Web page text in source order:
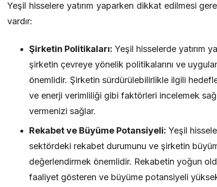
Yeşil hisselere yatırım yaparken dikkat edilmesi
vardır:
Şirketin Politikaları: Yeşil hisselerde yatırım
şirketin çevreye yönelik politikalarını ve
önemlidir. Şirketin sürdürülebilirlikle ilgili
ve enerji verimliliği gibi faktörleri incelemek
vermenizi sağlar.
Rekabet ve Büyüme Potansiyeli: Yeşil
sektördeki rekabet durumunu ve şirketin
değerlendirmek önemlidir. Rekabetin yoğun
faaliyet gösteren ve büyüme potansiyeli